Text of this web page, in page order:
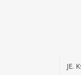
JE.